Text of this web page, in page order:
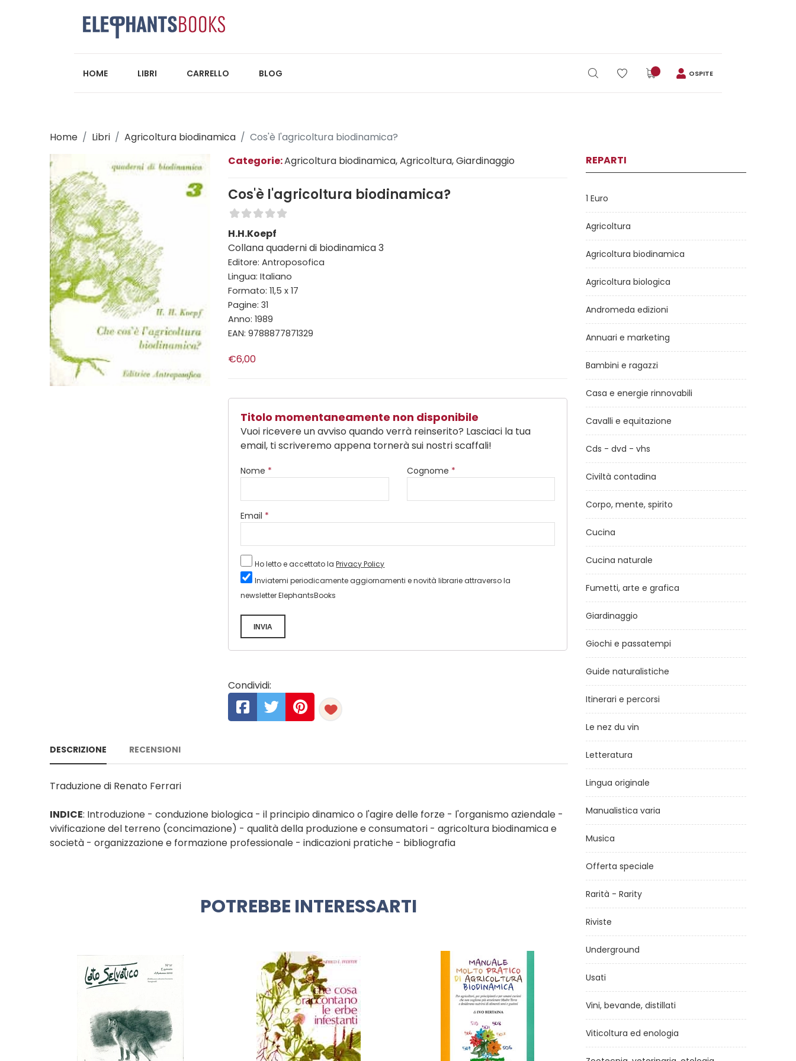
HOME LIBRI CARRELLO BLOG OSPITE
Home Libri Agricoltura biodinamica
Cos'è l'agricoltura biodinamica?
Categorie:Agricoltura biodinamica, Agricoltura, Giardinaggio
Cos'è l'agricoltura biodinamica?
H.H.Koepf
Collana quaderni di biodinamica 3
Editore: Antroposofica
Lingua: Italiano
Formato: 11,5 x 17
Pagine: 31
Anno: 1989
EAN: 9788877871329
€6,00
Titolo momentaneamente non disponibile
Vuoi ricevere un avviso quando verrà reinserito? Lasciaci la tua
email, ti scriveremo appena tornerà sui nostri scaffali!
Nome * Cognome *
Email *
Ho letto e accettato laPrivacy Policy
Inviatemi periodicamente aggiornamenti e novità librarie attraverso la
newsletter ElephantsBooks
INVIA
Condividi:
DESCRIZIONE RECENSIONI
Traduzione di Renato Ferrari
INDICE: Introduzione - conduzione biologica - il principio dinamico o l'agire delle forze - l'organismo aziendale -
vivificazione del terreno (concimazione) - qualità della produzione e consumatori - agricoltura biodinamica e
società - organizzazione e formazione professionale - indicazioni pratiche - bibliografia
POTREBBE INTERESSARTI
REPARTI
1 Euro
Agricoltura
Agricoltura biodinamica
Agricoltura biologica
Andromeda edizioni
Annuari e marketing
Bambini e ragazzi
Casa e energie rinnovabili
Cavalli e equitazione
Cds - dvd - vhs
Civiltà contadina
Corpo, mente, spirito
Cucina
Cucina naturale
Fumetti, arte e grafica
Giardinaggio
Giochi e passatempi
Guide naturalistiche
Itinerari e percorsi
Le nez du vin
Letteratura
Lingua originale
Manualistica varia
Musica
Offerta speciale
Rarità - Rarity
Riviste
Underground
Usati
Vini, bevande, distillati
Viticoltura ed enologia